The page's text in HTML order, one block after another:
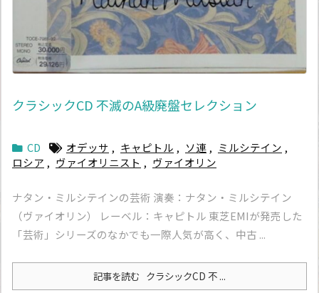
クラシックCD 不滅のA級廃盤セレクション
CD オデッサ , キャピトル , ソ連 , ミルシテイン ,
ロシア , ヴァイオリニスト , ヴァイオリン
ナタン・ミルシテインの芸術 演奏：ナタン・ミルシテイン
（ヴァイオリン） レーベル：キャピトル 東芝EMIが発売した
「芸術」シリーズのなかでも一際人気が高く、中古 ...
記事を読む クラシックCD 不 ...